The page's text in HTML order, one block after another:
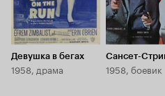
Девушка в бегах
1958, драма
Сансет-
1958, боевик